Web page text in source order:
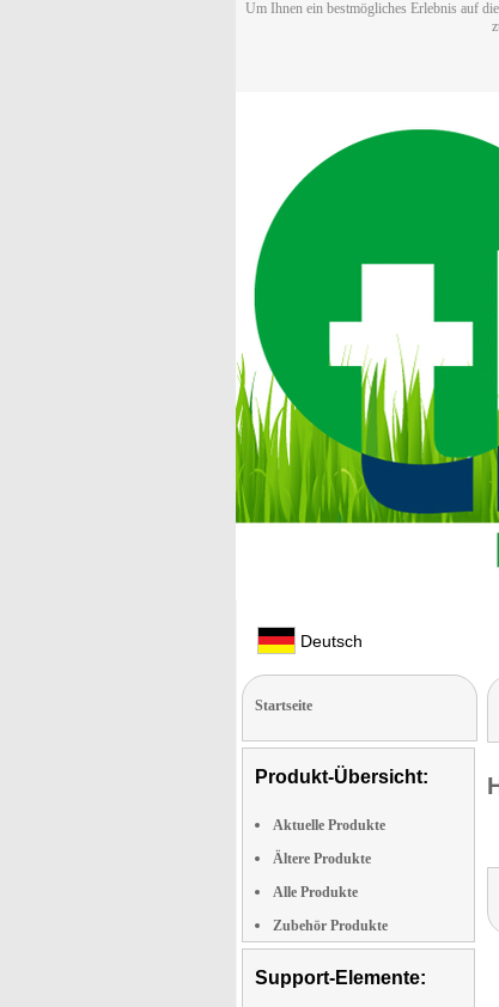
Um Ihnen ein bestmögliches Erlebnis auf
Deutsch
Startseite
Produkt-Übersicht:
Aktuelle Produkte
Ältere Produkte
Alle Produkte
Zubehör Produkte
Support-Elemente: